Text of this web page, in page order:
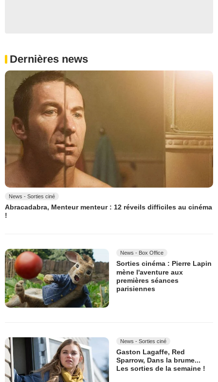
Dernières news
News - Sorties ciné
Abracadabra, Menteur menteur : 12 réveils difficiles au cinéma
!
News - Box Office
Sorties cinéma : Pierre Lapin
mène l'aventure aux
premières séances
parisiennes
News - Sorties ciné
Gaston Lagaffe, Red
Sparrow, Dans la brume...
Les sorties de la semaine !